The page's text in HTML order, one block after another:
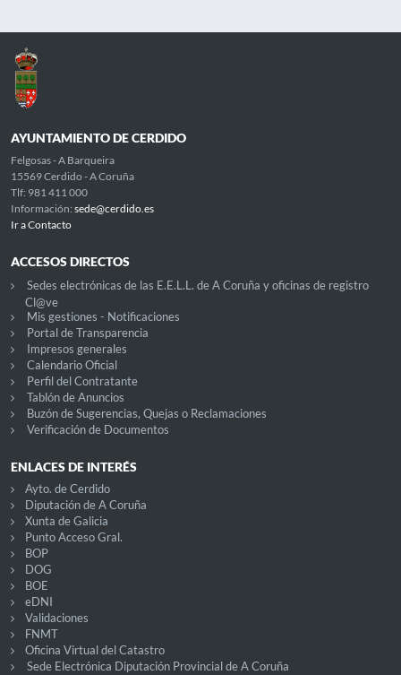
AYUNTAMIENTO DE CERDIDO
Felgosas - A Barqueira
15569 Cerdido - A Coruña
Tlf: 981 411 000
Información: sede@cerdido.es
Ir a Contacto
ACCESOS DIRECTOS
Sedes electrónicas de las E.E.L.L. de A Coruña y oficinas de registro
Cl@ve
Mis gestiones - Notificaciones
Portal de Transparencia
Impresos generales
Calendario Oficial
Perfil del Contratante
Tablón de Anuncios
Buzón de Sugerencias, Quejas o Reclamaciones
Verificación de Documentos
ENLACES DE INTERÉS
Ayto. de Cerdido
Diputación de A Coruña
Xunta de Galicia
Punto Acceso Gral.
BOP
DOG
BOE
eDNI
Validaciones
FNMT
Oficina Virtual del Catastro
Sede Electrónica Diputación Provincial de A Coruña